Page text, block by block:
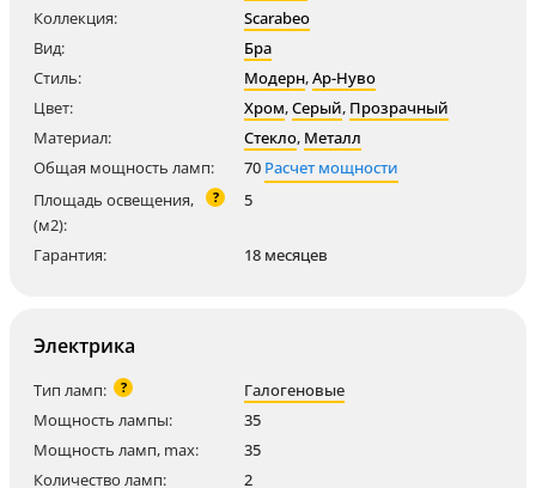
Коллекция:
Scarabeo
Вид:
Бра
Стиль:
Модерн,Ар-Нуво
Цвет:
Хром,Серый, Прозрачный
Материал:
Стекло, Металл
Общая мощность ламп:
70 Расчет мощности
Площадь освещения,
(м2):
? 5
Гарантия: 18 месяцев
Электрика
Тип ламп: ?
Галогеновые
Мощность лампы:
35
Мощность ламп, max:
35
Количество ламп:
2